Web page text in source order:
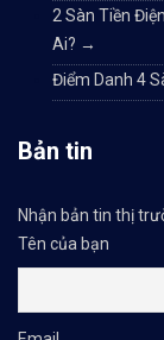
2 Sàn Tiền
Ai? →
Điểm Danh 4
Bản tin
Nhận bản tin thị
Tên của bạn